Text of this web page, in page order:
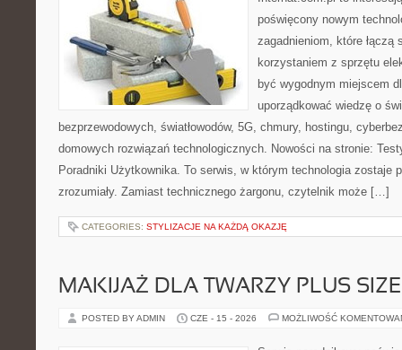
poświęcony nowym
zagadnieniom, które łączą
korzystaniem z sprzętu
być wygodnym miejscem
uporządkować wiedzę o
bezprzewodowych, światłowodów, 5G, chmury, hostingu,
domowych rozwiązań technologicznych. Nowości na stronie:
Poradniki Użytkownika. To serwis, w którym technologia zostaje
zrozumiały. Zamiast technicznego żargonu, czytelnik może […]
CATEGORIES: STYLIZACJE NA KAŻDĄ OKAZJĘ
MAKIJAŻ DLA TWARZY PLUS SIZE
POSTED BY ADMIN CZE - 15 - 2026 MOŻLIWOŚĆ